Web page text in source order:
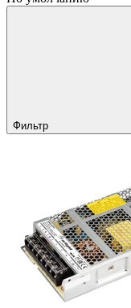
Фильтр